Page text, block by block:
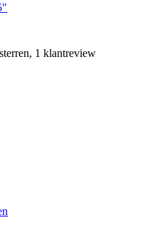
1 klantreview